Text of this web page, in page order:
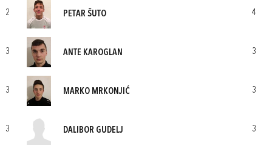
2 PETAR ŠUTO 4
3 ANTE KAROGLAN 3
3 MARKO MRKONJIĆ 3
3 DALIBOR GUDELJ 3